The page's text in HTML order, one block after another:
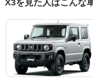
X3を見た人はこんな